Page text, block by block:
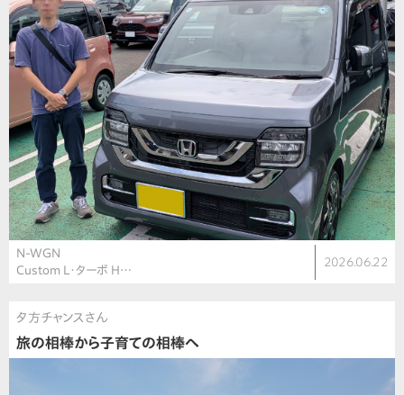
N-WGN
Custom L・ターボ H…
2026.06.22
夕方チャンスさん
旅の相棒から子育ての相棒へ